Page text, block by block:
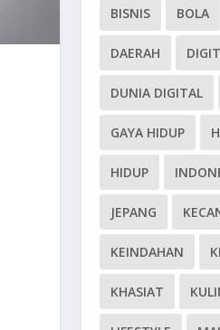
BISNIS BOLA
DAERAH
DUNIA DIGITAL
GAYA HIDUP
HIDUP
JEPANG
KEINDAHAN
KHASIAT